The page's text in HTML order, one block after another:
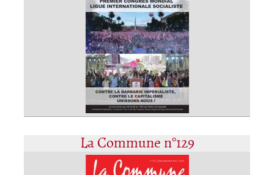
La Commune n°129